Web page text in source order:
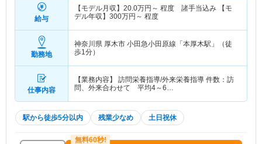
給与
【モデル月収】 20.0万円～ 程度 諸手当込み 【モ
デル年収】 300万円～ 程度
勤務地
神奈川県 厚木市 小田急小田原線「本厚木駅」（徒
歩1分）
仕事内容
【業務内容】 訪問栄養指導/外来栄養指導 件数：訪
問、外来合わせて 平均4～6…
駅から徒歩5分以内 残業少なめ 土日祝休